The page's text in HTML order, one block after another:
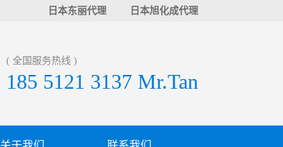
日本东丽代理 日本旭化成代理
( 全国服务热线 )
185 5121 3137 Mr.Tan